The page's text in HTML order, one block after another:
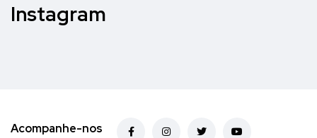
Instagram
Acompanhe-nos